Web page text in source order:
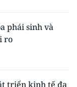
phái sinh và
ro
triển kinh tế đa